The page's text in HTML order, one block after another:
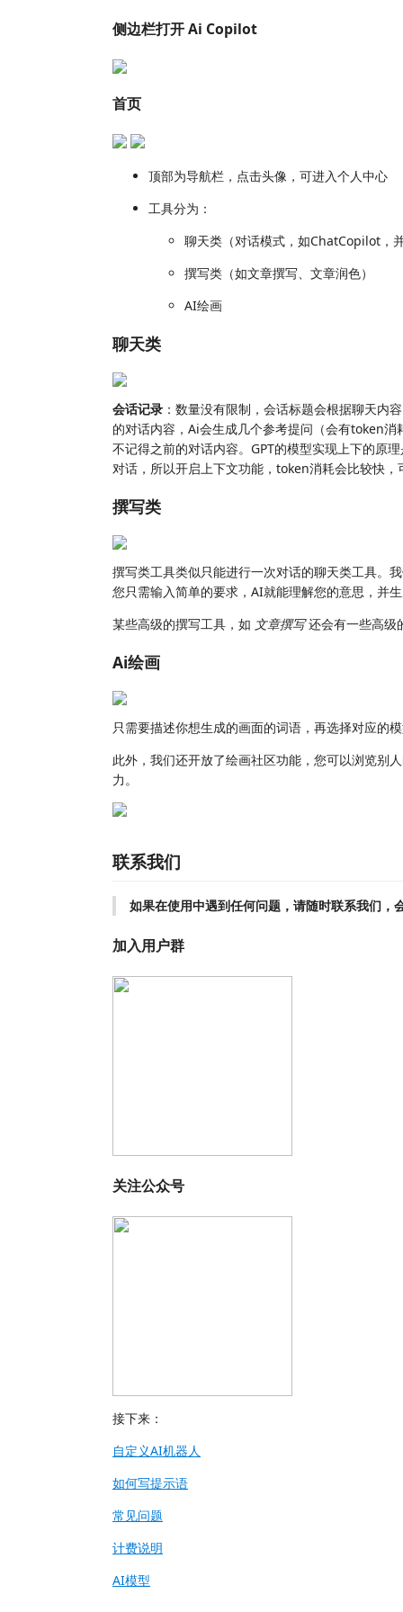
侧边栏打开 Ai Copilot
首页
顶部为导航栏，点击头像，可进入个人中心
工具分为：
聊天类（对话模式，如ChatCopilot，
撰写类（如文章撰写、文章润色）
AI绘画
聊天类
会话记录 ：数量没有限制，会话标题会根据聊天内
的对话内容，Ai会生成几个参考提问（会有token消
不记得之前的对话内容。GPT的模型实现上下的原
对话，所以开启上下文功能，token消耗会比较快，
撰写类
撰写类工具类似只能进行一次对话的聊天类工具。
您只需输入简单的要求，AI就能理解您的意思，并生
某些高级的撰写工具，如 文章撰写还会有一些高级
Ai绘画
只需要描述你想生成的画面的词语，再选择对应的模
此外，我们还开放了绘画社区功能，您可以浏览别
力。
联系我们
如果在使用中遇到任何问题，请随时联系我们，
加入用户群
关注公众号
接下来：
自定义AI机器人
如何写提示语
常见问题
计费说明
AI模型